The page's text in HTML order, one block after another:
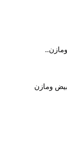
ومازن